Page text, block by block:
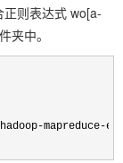
则表达式 wo[a-
夹中。